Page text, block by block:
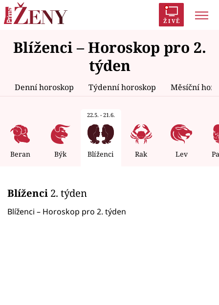
ŽIVĚ
Trendy: Polabí Inspekce Prostřeno!
AYTO?
Proměny
Témata
Celebrity
Seriály
Blíženci – Horoskop pro 2.
týden
Denní horoskop Týdenní horoskop Měsíční
Beran Býk
22.5. - 21.6.
Blíženci Rak Lev
Blíženci 2. týden
Blíženci – Horoskop pro 2. týden